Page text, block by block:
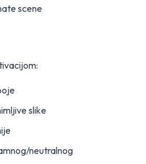
scene
slike
neutralnog